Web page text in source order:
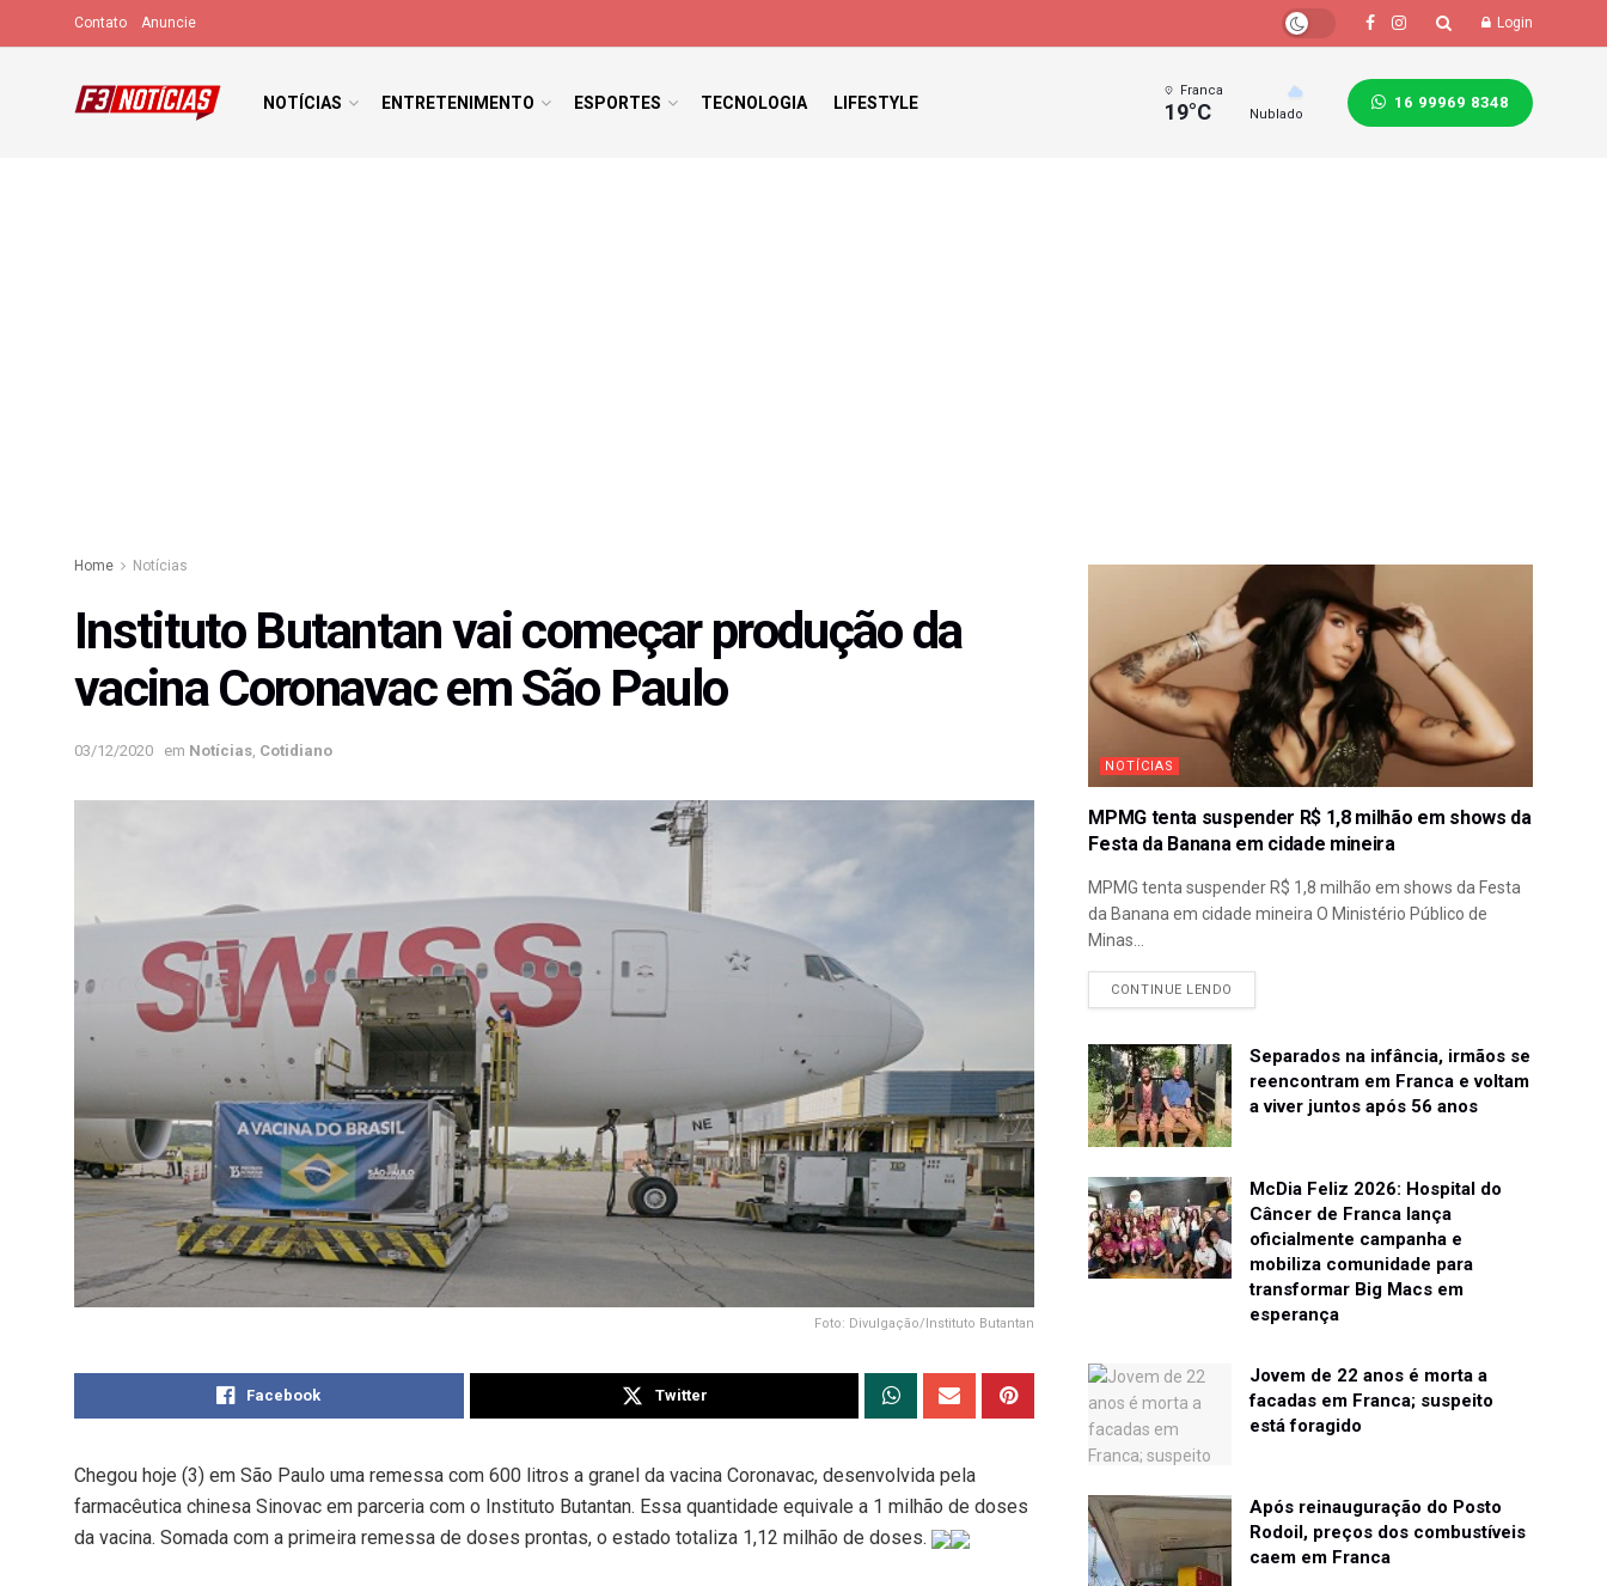
Contato Anuncie Login
NOTÍCIAS ENTRETENIMENTO ESPORTES TECNOLOGIA LIFESTYLE
Franca
19°C Nublado
16 99969 8348
Home Notícias
Instituto Butantan vai começar produção da
vacina Coronavac em São Paulo
03/12/2020 em Notícias Cotidiano
Foto: Divulgação/Instituto Butantan
Facebook Twitter
Chegou hoje (3) em São Paulo uma remessa com 600 litros a granel da vacina Coronavac, desenvolvida pela
farmacêutica chinesa Sinovac em parceria com o Instituto Butantan. Essa quantidade equivale a 1 milhão de doses
da vacina. Somada com a primeira remessa de doses prontas, o estado totaliza 1,12 milhão de doses.
NOTÍCIAS
MPMG tenta suspender R$ 1,8 milhão em shows da
Festa da Banana em cidade mineira
MPMG tenta suspender R$ 1,8 milhão em shows da Festa
da Banana em cidade mineira O Ministério Público de
Minas...
CONTINUE LENDO
Separados na infância, irmãos se
reencontram em Franca e voltam
a viver juntos após 56 anos
McDia Feliz 2026: Hospital do
Câncer de Franca lança
oficialmente campanha e
mobiliza comunidade para
transformar Big Macs em
esperança
Jovem de 22 anos é morta a
facadas em Franca; suspeito
está foragido
Após reinauguração do Posto
Rodoil, preços dos combustíveis
caem em Franca